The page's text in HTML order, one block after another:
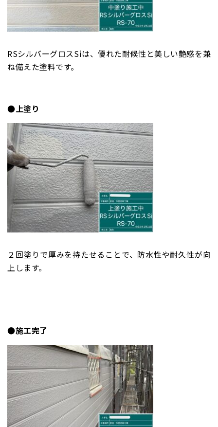
RSシルバーグロスSiは、優れた耐候性と美しい艶感を兼
ね備えた塗料です。
●上塗り
２回塗りで厚みを持たせることで、防水性や耐久性が向
上します。
●施工完了